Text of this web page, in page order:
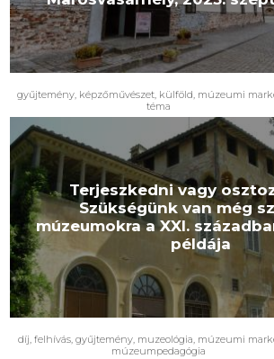
gyűjtemény, képzőművészet, külföld, múzeumi
téma
Terjeszkedni vagy
Szükségünk van még
múzeumokra a XXI.
példája
díj, felhívás, gyűjtemény, muzeológia, múzeumi
múzeumpedagógia